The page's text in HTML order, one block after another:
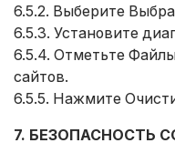
6.5.2. Выберите
6.5.3. Установите
6.5.4. Отметьте
сайтов.
6.5.5. Нажмите
7. БЕЗОПАСНОСТЬ